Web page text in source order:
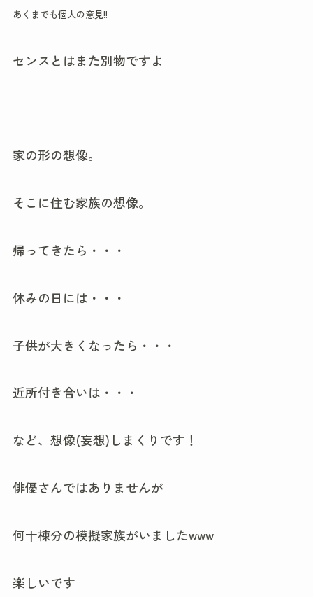
あくまでも個人の意見!!
センスとはまた別物ですよ
家の形の想像。
そこに住む家族の想像。
帰ってきたら・・・
休みの日には・・・
子供が大きくなったら・・・
近所付き合いは・・・
など、想像(妄想)しまくりです！
俳優さんではありませんが
何十棟分の模擬家族がいましたwww
楽しいです